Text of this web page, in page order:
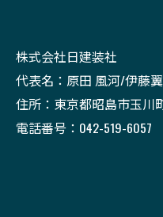
株式会社日建装社
代表名：原田 風河/伊藤翼
住所：東京都昭島市玉川
電話番号：042-519-6057